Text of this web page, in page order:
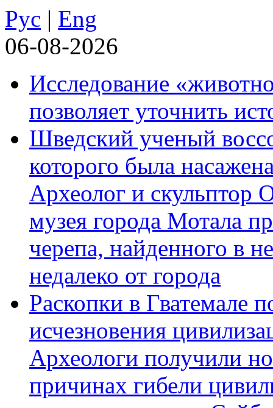
Рус | Eng
06-08-2026
Исследование
позволяет уточнить
Шведский ученый
которого была
Археолог и скульптор
музея города Мотала
черепа, найденного в
недалеко от города
Раскопки в Гватемале
исчезновения
Археологи получили
причинах гибели